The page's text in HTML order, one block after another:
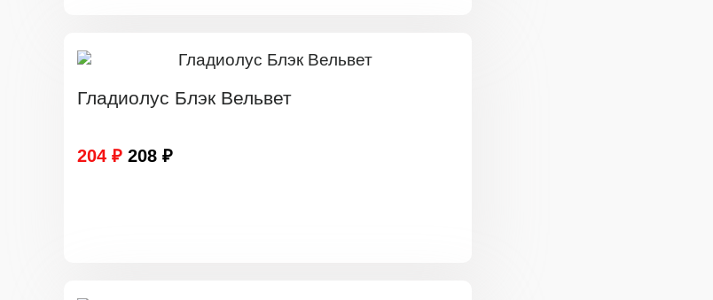
Гладиолус Блэк Вельвет
204 ₽ 208 ₽